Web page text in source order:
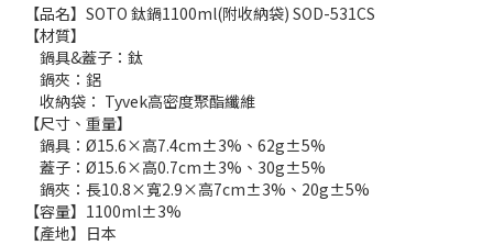
【品名】SOTO 鈦鍋1100ml(附收納袋) SOD-531CS
【材質】
鍋具&蓋子：鈦
鍋夾：鋁
收納袋： Tyvek高密度聚酯纖維
【尺寸、重量】
鍋具：Ø15.6×高7.4cm±3%、62g±5%
蓋子：Ø15.6×高0.7cm±3%、30g±5%
鍋夾：長10.8×寬2.9×高7cm±3%、20g±5%
【容量】1100ml±3%
【產地】日本